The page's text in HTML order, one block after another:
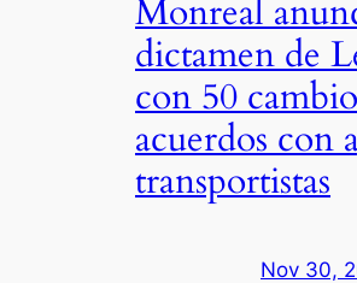
Monreal
dictamen de
con 50
acuerdos con
transportistas
Nov 30,